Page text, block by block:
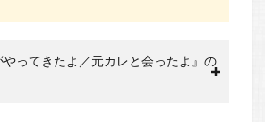
ってきたよ／元カレと会ったよ』の